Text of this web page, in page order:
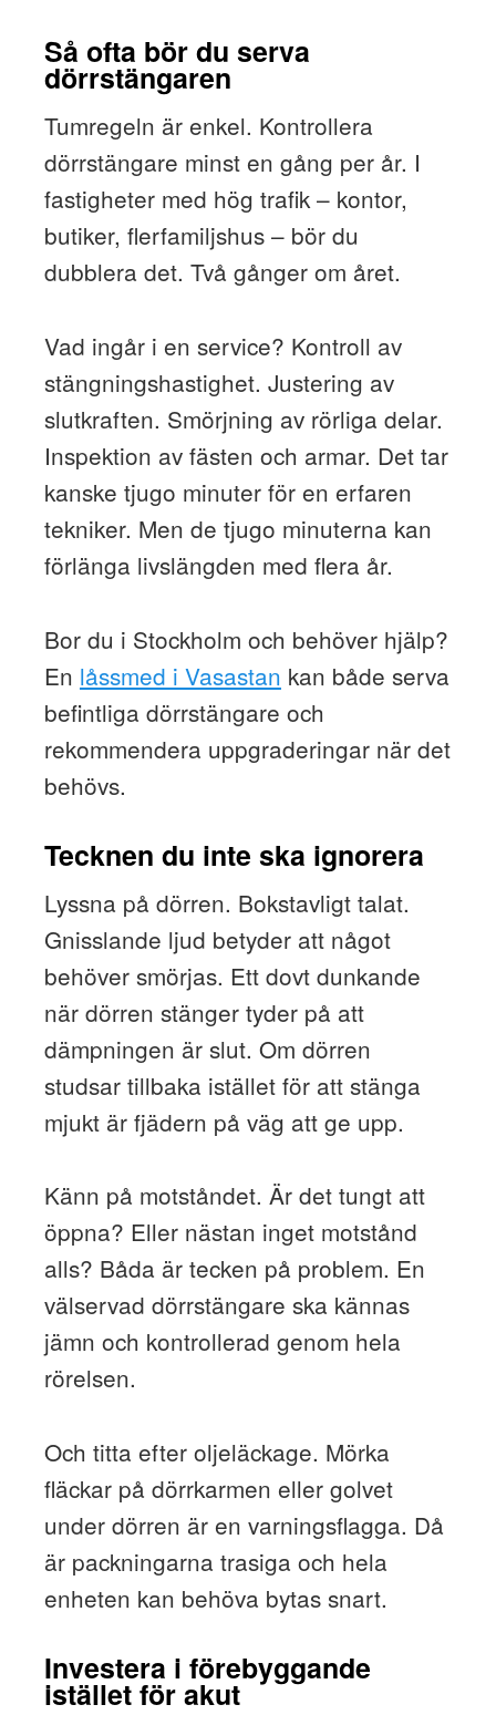
Så ofta bör du serva
dörrstängaren
Tumregeln är enkel. Kontrollera
dörrstängare minst en gång per år. I
fastigheter med hög trafik – kontor,
butiker, flerfamiljshus – bör du
dubblera det. Två gånger om året.
Vad ingår i en service? Kontroll av
stängningshastighet. Justering av
slutkraften. Smörjning av rörliga delar.
Inspektion av fästen och armar. Det tar
kanske tjugo minuter för en erfaren
tekniker. Men de tjugo minuterna kan
förlänga livslängden med flera år.
Bor du i Stockholm och behöver hjälp?
En låssmed i Vasastan kan både serva
befintliga dörrstängare och
rekommendera uppgraderingar när det
behövs.
Tecknen du inte ska ignorera
Lyssna på dörren. Bokstavligt talat.
Gnisslande ljud betyder att något
behöver smörjas. Ett dovt dunkande
när dörren stänger tyder på att
dämpningen är slut. Om dörren
studsar tillbaka istället för att stänga
mjukt är fjädern på väg att ge upp.
Känn på motståndet. Är det tungt att
öppna? Eller nästan inget motstånd
alls? Båda är tecken på problem. En
välservad dörrstängare ska kännas
jämn och kontrollerad genom hela
rörelsen.
Och titta efter oljeläckage. Mörka
fläckar på dörrkarmen eller golvet
under dörren är en varningsflagga. Då
är packningarna trasiga och hela
enheten kan behöva bytas snart.
Investera i förebyggande
istället för akut